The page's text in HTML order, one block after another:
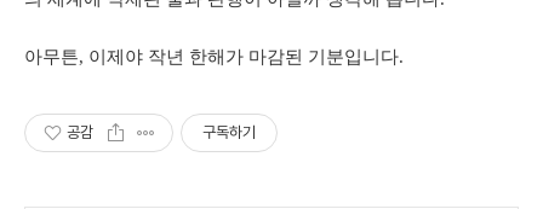
아무튼, 이제야 작년 한해가 마감된 기분입니다.
공감 구독하기